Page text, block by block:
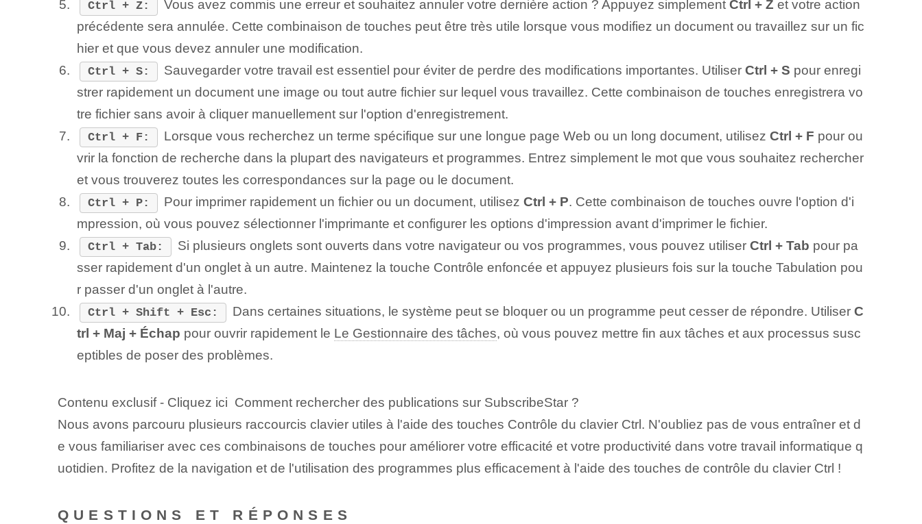
Ctrl + Z: Vous avez commis une erreur et souhaitez annuler votre dernière action ? Appuyez simplementCtrl + Z et votre action
précédente sera annulée. Cette combinaison de touches peut être très utile lorsque vous modifiez un document ou travaillez sur un fic
hier et que vous devez annuler une modification.
Ctrl + S: Sauvegarder votre travail est essentiel pour éviter de perdre des modifications importantes. UtiliserCtrl + S pour enregi
strer rapidement un ‌document‌ une image ou ‌tout autre fichier sur lequel vous travaillez. Cette combinaison de touches ⁢enregistrera⁢ vo
tre⁢ fichier sans avoir à cliquer manuellement sur l'option d'enregistrement⁣.
Ctrl + F: Lorsque vous recherchez un terme spécifique sur une longue page Web ou un long document, utilisezCtrl + F pour ou
vrir la fonction de recherche dans la plupart des navigateurs et programmes. Entrez simplement le mot que vous souhaitez rechercher
et vous trouverez toutes les correspondances sur la page ou le document.
Ctrl + P: Pour imprimer rapidement un fichier ou un document, utilisezCtrl + P. Cette combinaison de touches ouvre l'option d'i
mpression, où vous pouvez sélectionner l'imprimante et configurer les options d'impression avant d'imprimer le fichier⁤.
Ctrl + Tab: Si plusieurs onglets sont ouverts dans votre navigateur ou vos programmes, vous pouvez utiliserCtrl + Tab pour⁢ pa
sser rapidement d'un onglet à un autre.⁤ Maintenez la touche Contrôle‌ enfoncée et appuyez plusieurs fois sur la touche Tabulation pou
r passer d'un onglet à l'autre.
Ctrl + Shift + Esc: Dans certaines situations, le système peut se bloquer ou un programme peut cesser de répondre. UtiliserC
trl + Maj‍ + Échap pour ouvrir rapidement le Le Gestionnaire des tâches, où vous pouvez mettre fin aux tâches et aux processus susc
eptibles de poser des problèmes.
Contenu exclusif - Cliquez ici Comment rechercher des publications sur SubscribeStar ?
Nous avons parcouru plusieurs raccourcis clavier utiles à l'aide des touches ⁢Contrôle du clavier Ctrl. N'oubliez pas de vous entraîner et d
e vous familiariser avec ces combinaisons de touches pour ⁢améliorer votre efficacité et votre productivité dans⁤ votre travail informatique q
uotidien.‌ Profitez de la navigation et de l'utilisation⁤ des programmes plus efficacement à l'aide des touches de contrôle du clavier Ctrl !
QUESTIONS ET RÉPONSES